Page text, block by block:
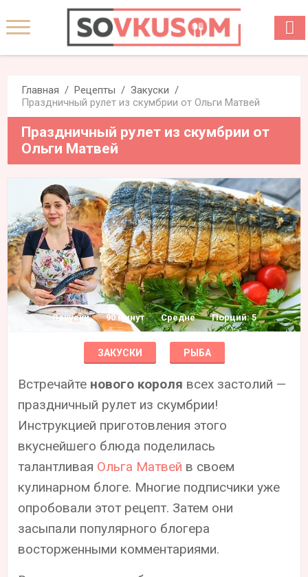
Главная Рецепты
Закуски
Праздничный рулет из скумбрии от Ольги Матвей
Праздничный рулет из скумбрии от
Ольги Матвей
Закуски 90 минут Средне Порций: 5
ЗАКУСКИ РЫБА
Встречайте нового короля всех застолий —
праздничный рулет из скумбрии!
Инструкцией приготовления этого
вкуснейшего блюда поделилась
талантливая Ольга Матвей в своем
кулинарном блоге. Многие подписчики уже
опробовали этот рецепт. Затем они
засыпали популярного блогера
восторженными комментариями.